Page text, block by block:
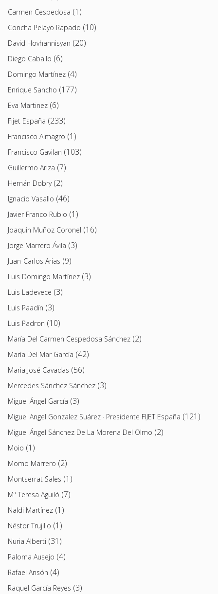
Carmen Cespedosa (1)
Concha Pelayo Rapado (10)
David Hovhannisyan (20)
Diego Caballo (6)
Domingo Martínez (4)
Enrique Sancho (177)
Eva Martinez (6)
Fijet España (233)
Francisco Almagro (1)
Francisco Gavilan (103)
Guillermo Ariza (7)
Hernán Dobry(2)
Ignacio Vasallo (46)
Javier Franco Rubio (1)
Joaquin Muñoz Coronel (16)
Jorge Marrero Ávila (3)
Juan-Carlos Arias (9)
Luis Domingo Martínez (3)
Luis Ladevece (3)
Luis Paadín (3)
Luis Padron (10)
María Del Carmen Cespedosa Sánchez (2)
María Del Mar García (42)
Maria José Cavadas (56)
Mercedes Sánchez Sánchez (3)
Miguel Ángel García (3)
Miguel Angel Gonzalez Suárez · Presidente FIJET España (121)
Miguel Ángel Sánchez De La Morena Del Olmo (2)
Moio (1)
Momo Marrero (2)
Montserrat Sales (1)
Mª Teresa Aguiló (7)
Naldi Martínez (1)
Néstor Trujillo (1)
Nuria Alberti (31)
Paloma Ausejo (4)
Rafael Ansón (4)
Raquel García Reyes (3)